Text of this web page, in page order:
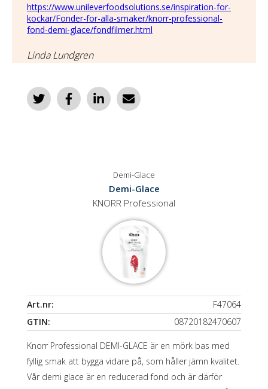
https://www.unileverfoodsolutions.se/inspiration-for-
kockar/Fonder-for-alla-smaker/knorr-professional-
fond-demi-glace/fondfilmer.html
Linda Lundgren
Demi-Glace
Demi-Glace
KNORR Professional
Art.nr:
F47064
GTIN:
08720182470607
Knorr Professional DEMI-GLACE är en mörk bas med
fyllig smak att bygga vidare på, som håller jämn kvalitet.
Vår demi glace är en reducerad fond och är därför